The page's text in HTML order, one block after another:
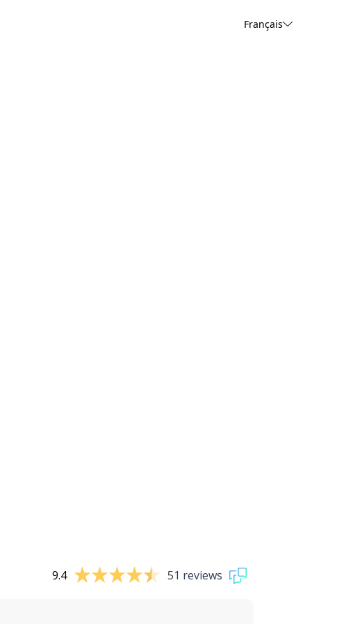
Français
9.4 51 reviews